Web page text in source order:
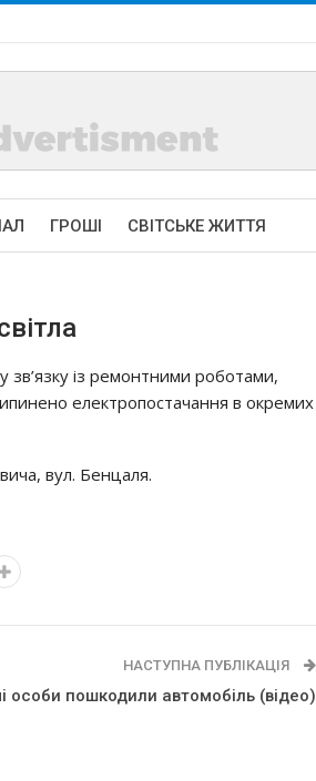
ГРОШІ СВІТСЬКЕ ЖИТТЯ
із ремонтними роботами,
електропостачання в окремих
вул. Бенцаля.
НАСТУПНА ПУБЛІКАЦІЯ
особи пошкодили автомобіль (відео)